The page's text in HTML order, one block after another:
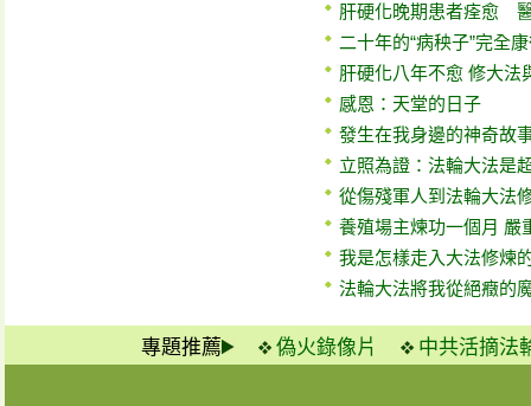
肝硬化晚期患者痊愈
二十年的“病秧子”完全
肝硬化八年不愈 修大法
感恩：天堂的日子
發生在我身邊的神奇故
立照為證：法輪大法是
從傷殘軍人到法輪大法
養殖場主煉功一個月 嚴
我是怎樣走入大法修煉
法輪大法將我從絕癥的
專題推薦 偽火錄像片 中共活摘法